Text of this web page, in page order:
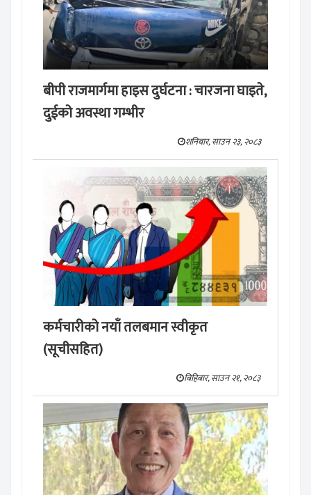
बीपी राजमार्गमा हाइस दुर्घटना : चारजना घाइते,
दुईको अवस्था गम्भीर
शनिबार, साउन २३, २०८३
कर्मचारीको नयाँ तलबमान स्वीकृत
(सूचीसहित)
बिहिबार, साउन २१, २०८३